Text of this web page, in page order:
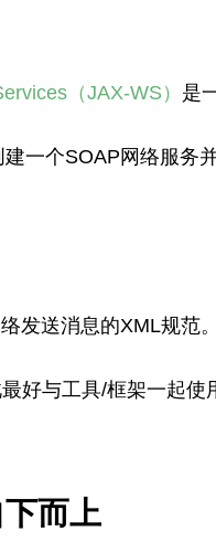
（JAX-WS） 是
一个SOAP网络服务
发送消息的XML规范
好与工具/框架一起
而上